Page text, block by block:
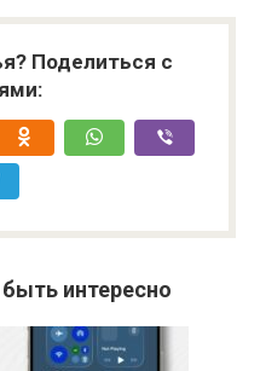
Поделиться с
интересно